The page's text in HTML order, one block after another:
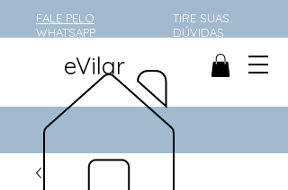
FALE PELO
WHATSAPP
TIRE SUAS
DÚVIDAS
eVilar